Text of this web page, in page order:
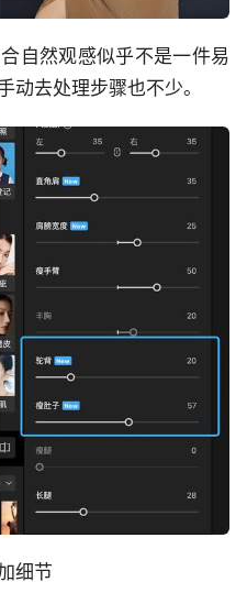
自然观感似乎不是一件易
动去处理步骤也不少。
细节